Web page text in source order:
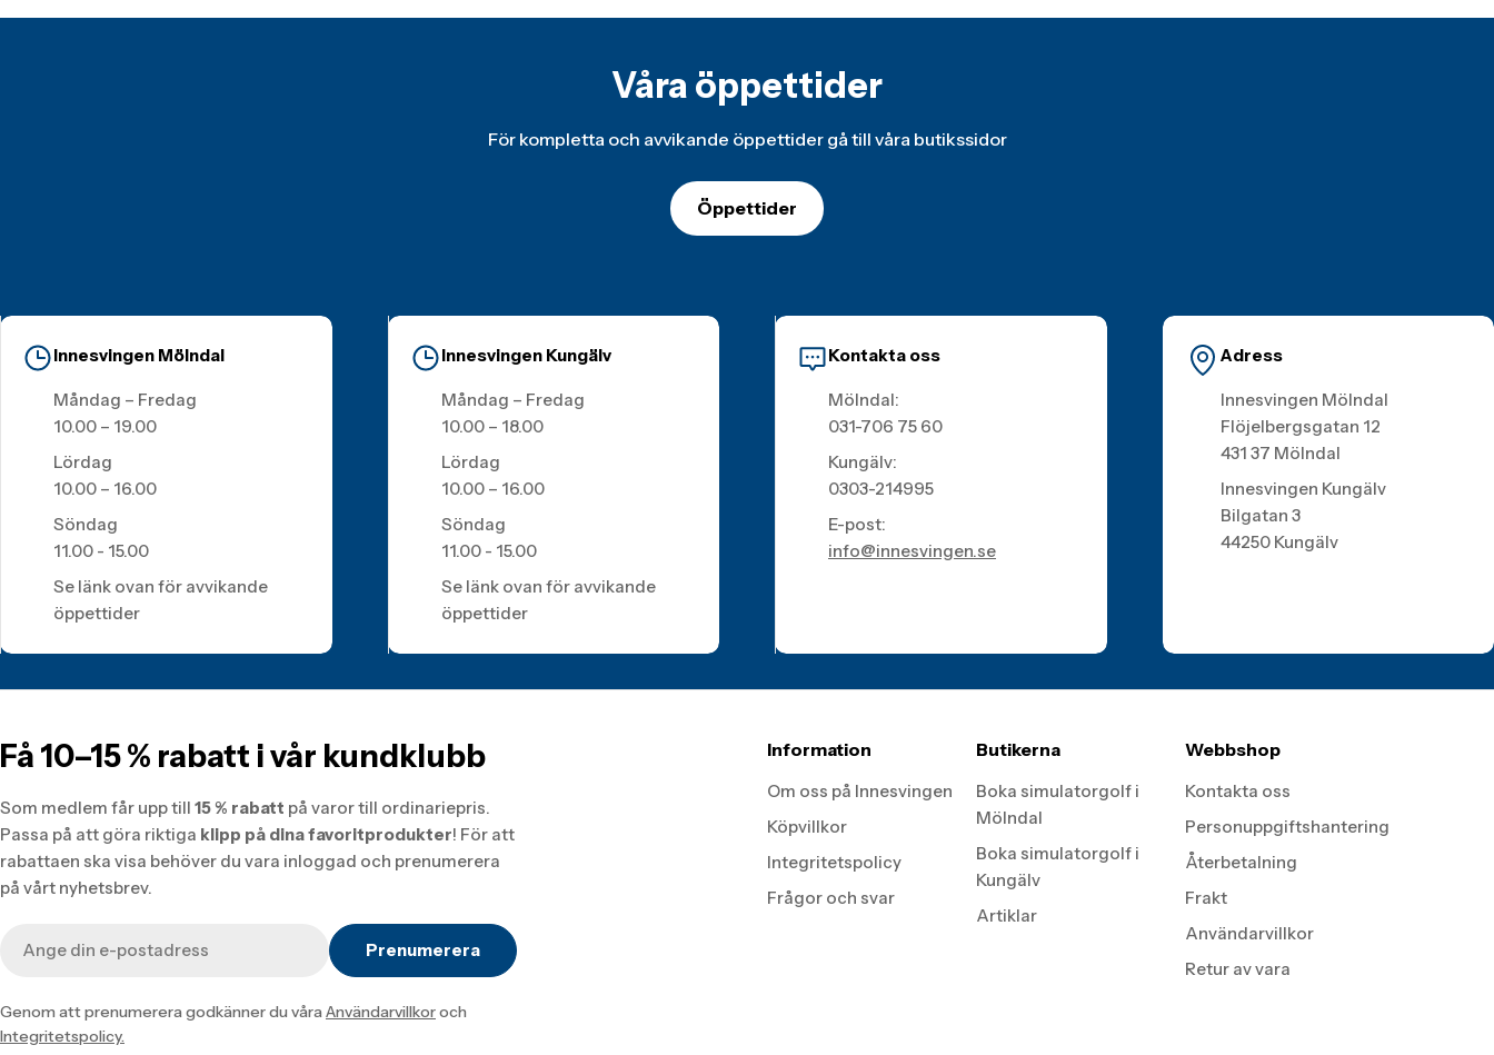
Våra öppettider
För kompletta och avvikande öppettider gå till våra butikssidor
Öppettider
Innesvingen Mölndal
Måndag – Fredag
10.00 – 19.00
Lördag
10.00 – 16.00
Söndag
11.00 - 15.00
Se länk ovan för avvikande
öppettider
Innesvingen Kungälv
Måndag – Fredag
10.00 – 18.00
Lördag
10.00 – 16.00
Söndag
11.00 - 15.00
Se länk ovan för avvikande
öppettider
Kontakta oss
Mölndal:
031-706 75 60
Kungälv:
0303-214995
E-post:
info@innesvingen.se
Adress
Innesvingen Mölndal
Flöjelbergsgatan 12
431 37 Mölndal
Innesvingen Kungälv
Bilgatan 3
44250 Kungälv
Få 10–15 % rabatt i vår kundklubb
Som medlem får upp till 15 % rabatt på varor till ordinariepris.
Passa på att göra riktiga klipp på dina favoritprodukter! För att
rabattaen ska visa behöver du vara inloggad och prenumerera
på vårt nyhetsbrev.
post
Prenumerera
Genom att prenumerera godkänner du våraAnvändarvillkoroch
Integritetspolicy.
Information
Om oss på Innesvingen
Köpvillkor
Integritetspolicy
Frågor och svar
Butikerna
Boka simulatorgolf i
Mölndal
Boka simulatorgolf i
Kungälv
Artiklar
Webbshop
Kontakta oss
Personuppgiftshantering
Återbetalning
Frakt
Användarvillkor
Retur av vara